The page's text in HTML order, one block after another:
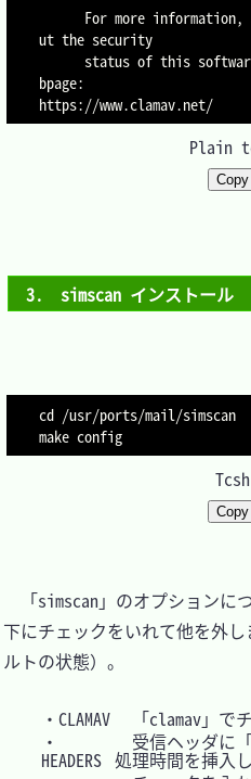
ut the security
bpage:
https://www.clamav.net/
Plain
Copy
3.　simscan インストール
cd /usr/ports/mail/simscan
make config
Tcsh
Copy
「simscan」のオプションに
下にチェックをいれて他を外
ルトの状態）。
・CLAMAV
「clamav」で
・
HEADERS
受信ヘッダに
処理時間を挿入